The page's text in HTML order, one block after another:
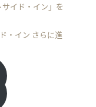
イド・イン」を
・イン さらに進